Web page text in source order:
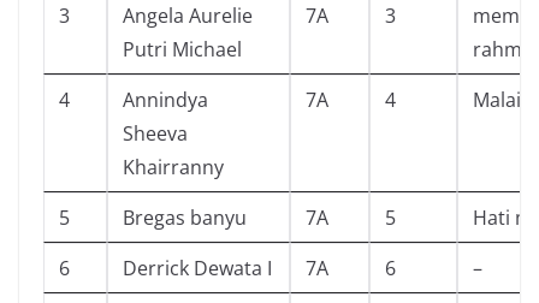
3
Angela Aurelie
Putri Michael
7A 3
4
Annindya
Sheeva
Khairranny
7A 4
5 Bregas banyu 7A 5
Hati
6
Derrick Dewata I 7A 6
–